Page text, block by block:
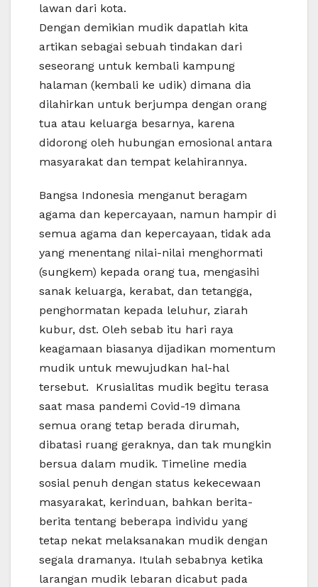
lawan dari kota.
Dengan demikian mudik dapatlah kita
artikan sebagai sebuah tindakan dari
seseorang untuk kembali kampung
halaman (kembali ke udik) dimana dia
dilahirkan untuk berjumpa dengan orang
tua atau keluarga besarnya, karena
didorong oleh hubungan emosional antara
masyarakat dan tempat kelahirannya.
Bangsa Indonesia menganut beragam
agama dan kepercayaan, namun hampir di
semua agama dan kepercayaan, tidak ada
yang menentang nilai-nilai menghormati
(sungkem) kepada orang tua, mengasihi
sanak keluarga, kerabat, dan tetangga,
penghormatan kepada leluhur, ziarah
kubur, dst. Oleh sebab itu hari raya
keagamaan biasanya dijadikan momentum
mudik untuk mewujudkan hal-hal
tersebut. Krusialitas mudik begitu terasa
saat masa pandemi Covid-19 dimana
semua orang tetap berada dirumah,
dibatasi ruang geraknya, dan tak mungkin
bersua dalam mudik. Timeline media
sosial penuh dengan status kekecewaan
masyarakat, kerinduan, bahkan berita-
berita tentang beberapa individu yang
tetap nekat melaksanakan mudik dengan
segala dramanya. Itulah sebabnya ketika
larangan mudik lebaran dicabut pada